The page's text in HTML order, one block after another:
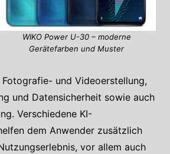
WIKO Power U-30 – moderne
Gerätefarben und Muster
und Videoerstellung,
und Datensicherheit sowie auch
Verschiedene KI-
dem Anwender zusätzlich
vor allem auch